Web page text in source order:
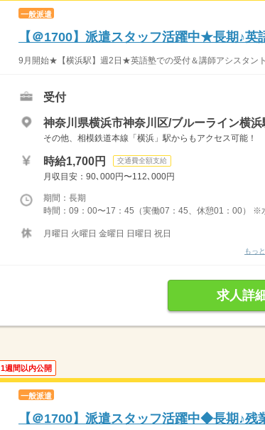
一般派遣
【＠1700】派遣スタッフ活躍中★長期♪英
9月開始★【横浜駅】週2日★英語塾での受付＆講師アシスタン
受付
神奈川県横浜市神奈川区/ブルーライン横浜
その他、相模鉄道本線「横浜」駅からもアクセス可能！
時給1,700円 交通費全額支給
月収目安：90､000円〜112､000円
期間：長期
時間：09：00〜17：45（実働07：45、休憩01：00）
月曜日 火曜日 金曜日 日曜日 祝日
もっ
求人詳
1週間以内公開
一般派遣
【＠1700】派遣スタッフ活躍中◆長期♪